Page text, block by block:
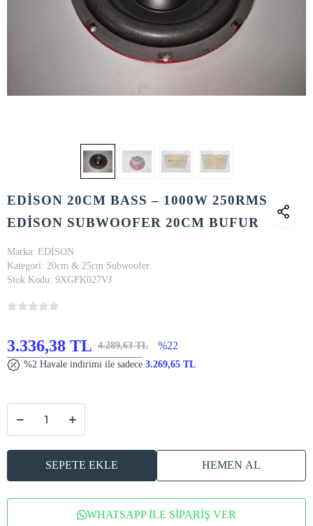
EDİSON 20CM BASS – 1000W 250RMS
EDİSON SUBWOOFER 20CM BUFUR
Marka: EDİSON
Kategori: 20cm & 25cm Subwoofer
Stok Kodu: 9XGFK027VJ
3.336,38 TL 4.289,63 TL %22
%2 Havale indirimi ile sadece 3.269,65 TL
SEPETE EKLE HEMEN AL
WHATSAPP İLE SİPARİŞ VER